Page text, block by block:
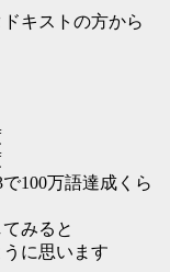
キストの方から
100万語達成くら
みると
に思います